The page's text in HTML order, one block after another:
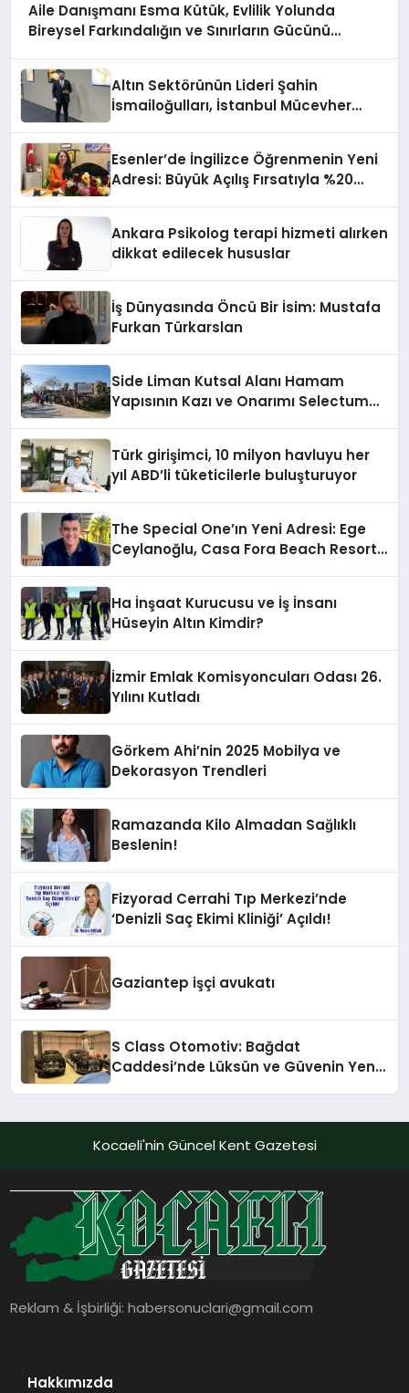
Aile Danışmanı Esma Kütük, Evlilik Yolunda
Bireysel Farkındalığın ve Sınırların Gücünü
Altın Sektörünün Lideri Şahin
İsmailoğulları, İstanbul Mücevher
Esenler’de İngilizce Öğrenmenin Yeni
Adresi: Büyük Açılış Fırsatıyla %20
Ankara Psikolog terapi hizmeti alırken
dikkat edilecek hususlar
İş Dünyasında Öncü Bir İsim: Mustafa
Furkan Türkarslan
Side Liman Kutsal Alanı Hamam
Yapısının Kazı ve Onarımı Selectum
Türk girişimci, 10 milyon havluyu her
yıl ABD’li tüketicilerle buluşturuyor
The Special One’ın Yeni Adresi: Ege
Ceylanoğlu, Casa Fora Beach Resort
Ha İnşaat Kurucusu ve İş İnsanı
Hüseyin Altın Kimdir?
İzmir Emlak Komisyoncuları Odası 26.
Yılını Kutladı
Görkem Ahi’nin 2025 Mobilya ve
Dekorasyon Trendleri
Ramazanda Kilo Almadan Sağlıklı
Beslenin!
Fizyorad Cerrahi Tıp Merkezi’nde
‘Denizli Saç Ekimi Kliniği’ Açıldı!
Gaziantep işçi avukatı
S Class Otomotiv: Bağdat
Caddesi’nde Lüksün ve Güvenin Yeni
Kocaeli'nin Güncel Kent Gazetesi
Reklam & İşbirliği:habersonuclari@gmail.com
Hakkımızda